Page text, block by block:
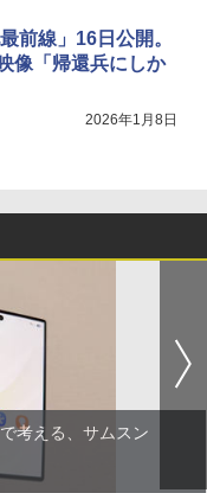
前線」16日公開。
像「帰還兵にしか
2026年1月8日
考える、サムスン